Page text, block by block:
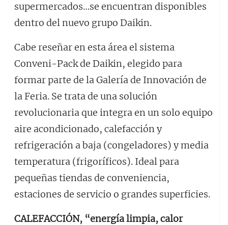
supermercados…se encuentran disponibles
dentro del nuevo grupo Daikin.
Cabe reseñar en esta área el sistema
Conveni-Pack de Daikin, elegido para
formar parte de la Galería de Innovación de
la Feria. Se trata de una solución
revolucionaria que integra en un solo equipo
aire acondicionado, calefacción y
refrigeración a baja (congeladores) y media
temperatura (frigoríficos). Ideal para
pequeñas tiendas de conveniencia,
estaciones de servicio o grandes superficies.
CALEFACCIÓN, “energía limpia, calor